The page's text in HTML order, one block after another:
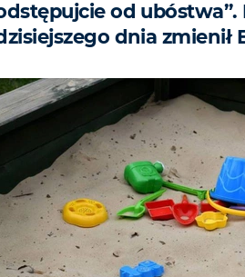
od ubóstwa”.
dnia zmienił